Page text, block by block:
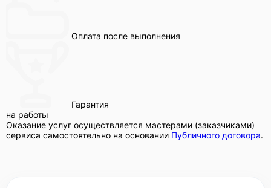
Оплата после выполнения
Гарантия
на работы
Оказание услуг осуществляется мастерами (заказчиками)
сервиса самостоятельно на основании Публичного договора.